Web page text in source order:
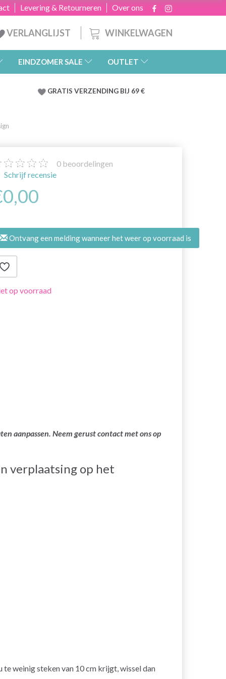
Over ons
Levering & Retourneren
WINKELWAGEN
VERLANGLIJST
EINDZOMER SALE OUTLET
GRATIS VERZENDING BIJ 69 €
0 beoordelingen
Schrijf recensie
Ontvang een melding wanneer het weer op voorraad is
op voorraad
aanpassen. Neem gerust contact met ons op
verplaatsing op het
te weinig steken van 10 cm krijgt, wissel dan